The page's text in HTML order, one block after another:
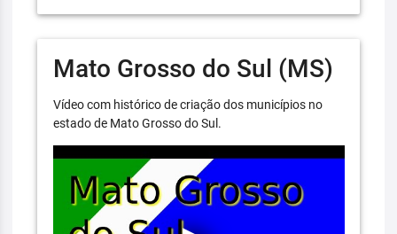
Mato Grosso do Sul (MS)
Vídeo com histórico de criação dos municípios no
estado de Mato Grosso do Sul.